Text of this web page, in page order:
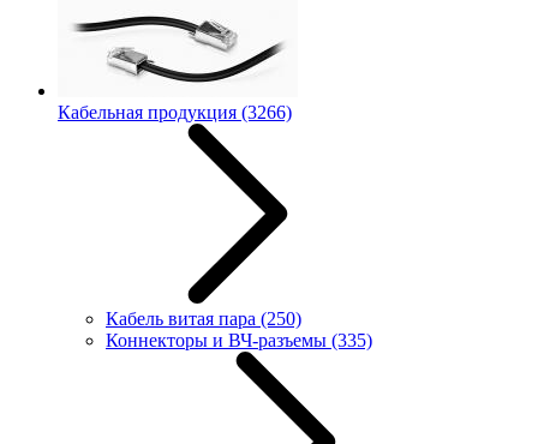
Кабельная продукция (3266)
Кабель витая пара (250)
Коннекторы и ВЧ-разъемы (335)